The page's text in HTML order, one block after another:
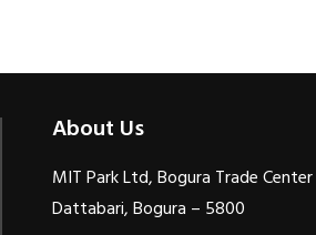
About Us
MIT Park Ltd, Bogura Trade
Dattabari, Bogura – 5800